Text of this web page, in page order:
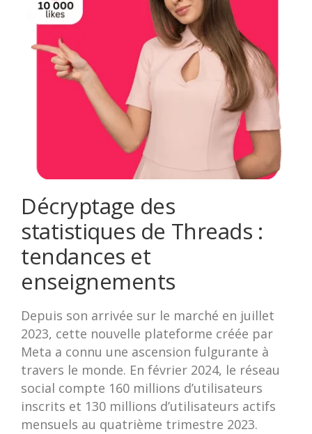
Décryptage des
statistiques de Threads :
tendances et
enseignements
Depuis son arrivée sur le marché en juillet
2023, cette nouvelle plateforme créée par
Meta a connu une ascension fulgurante à
travers le monde. En février 2024, le réseau
social compte 160 millions d’utilisateurs
inscrits et 130 millions d’utilisateurs actifs
mensuels au quatrième trimestre 2023.